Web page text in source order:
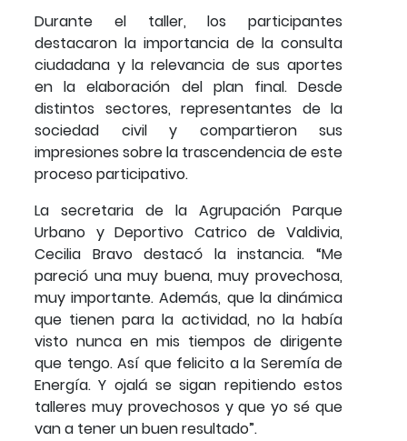
Durante el taller, los participantes
destacaron la importancia de la consulta
ciudadana y la relevancia de sus aportes
en la elaboración del plan final. Desde
distintos sectores, representantes de la
sociedad civil y compartieron sus
impresiones sobre la trascendencia de este
proceso participativo.
La secretaria de la Agrupación Parque
Urbano y Deportivo Catrico de Valdivia,
Cecilia Bravo destacó la instancia. “Me
pareció una muy buena, muy provechosa,
muy importante. Además, que la dinámica
que tienen para la actividad, no la había
visto nunca en mis tiempos de dirigente
que tengo. Así que felicito a la Seremía de
Energía. Y ojalá se sigan repitiendo estos
talleres muy provechosos y que yo sé que
van a tener un buen resultado”.